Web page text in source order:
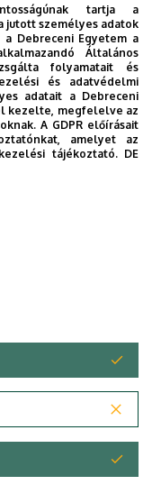
(Egyetem téri
, 1. emelet, 127
Intézet)
a DE
tartja a
jutott személyes adatok
Debreceni Egyetem a
Általános
folyamatait és
és adatvédelmi
adatait a Debreceni
kezelte, megfelelve az
A GDPR előírásait
amelyet az
tájékoztató. DE